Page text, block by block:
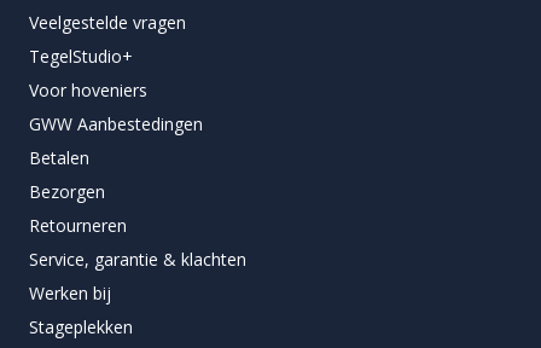
Veelgestelde vragen
TegelStudio+
Voor hoveniers
GWW Aanbestedingen
Betalen
Bezorgen
Retourneren
Service, garantie & klachten
Werken bij
Stageplekken